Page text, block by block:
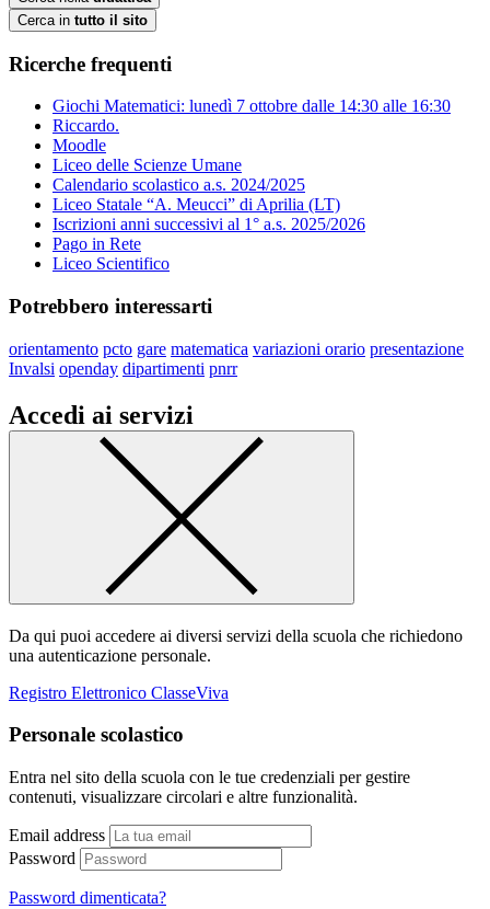
Cerca in tutto il sito
Ricerche frequenti
Giochi Matematici: lunedì 7 ottobre dalle 14:30 alle 16:30
Riccardo.
Moodle
Liceo delle Scienze Umane
Calendario scolastico a.s. 2024/2025
Liceo Statale “A. Meucci” di Aprilia (LT)
Iscrizioni anni successivi al 1° a.s. 2025/2026
Pago in Rete
Liceo Scientifico
Potrebbero interessarti
orientamento pcto gare matematica variazioni orario presentazione
Invalsi openday dipartimenti pnrr
Accedi ai servizi
Da qui puoi accedere ai diversi servizi della scuola che richiedono
una autenticazione personale.
Registro Elettronico ClasseViva
Personale scolastico
Entra nel sito della scuola con le tue credenziali per gestire
contenuti, visualizzare circolari e altre funzionalità.
Email address
Password
Password dimenticata?